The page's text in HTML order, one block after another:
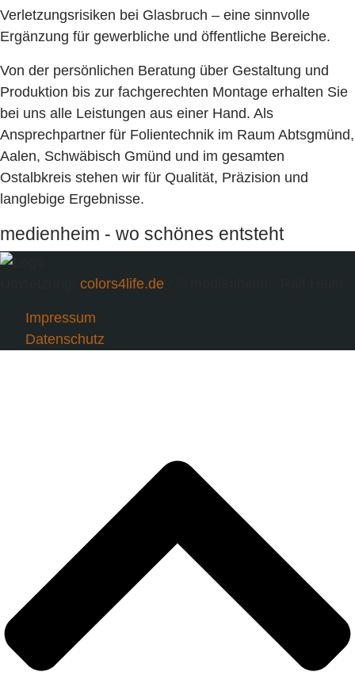
Verletzungsrisiken bei Glasbruch – eine sinnvolle
Ergänzung für gewerbliche und öffentliche Bereiche.
Von der persönlichen Beratung über Gestaltung und
Produktion bis zur fachgerechten Montage erhalten Sie
bei uns alle Leistungen aus einer Hand. Als
Ansprechpartner für Folientechnik im Raum Abtsgmünd,
Aalen, Schwäbisch Gmünd und im gesamten
Ostalbkreis stehen wir für Qualität, Präzision und
langlebige Ergebnisse.
medienheim - wo schönes entsteht
colors4life.de
Impressum
Datenschutz